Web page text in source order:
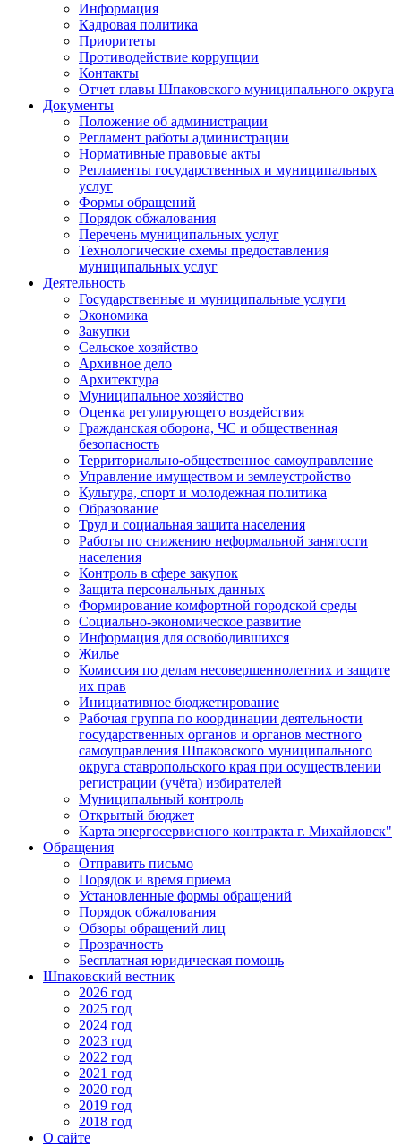
Информация
Кадровая политика
Приоритеты
Противодействие коррупции
Контакты
Отчет главы Шпаковского муниципального округа
Документы
Положение об администрации
Регламент работы администрации
Нормативные правовые акты
Регламенты государственных и муниципальных
услуг
Формы обращений
Порядок обжалования
Перечень муниципальных услуг
Технологические схемы предоставления
муниципальных услуг
Деятельность
Государственные и муниципальные услуги
Экономика
Закупки
Сельское хозяйство
Архивное дело
Архитектура
Муниципальное хозяйство
Оценка регулирующего воздействия
Гражданская оборона, ЧС и общественная
безопасность
Территориально-общественное самоуправление
Управление имуществом и землеустройство
Культура, спорт и молодежная политика
Образование
Труд и социальная защита населения
Работы по снижению неформальной занятости
населения
Контроль в сфере закупок
Защита персональных данных
Формирование комфортной городской среды
Социально-экономическое развитие
Информация для освободившихся
Жилье
Комиссия по делам несовершеннолетних и защите
их прав
Инициативное бюджетирование
Рабочая группа по координации деятельности
государственных органов и органов местного
самоуправления Шпаковского муниципального
округа ставропольского края при осуществлении
регистрации (учёта) избирателей
Муниципальный контроль
Открытый бюджет
Карта энергосервисного контракта г. Михайловск"
Обращения
Отправить письмо
Порядок и время приема
Установленные формы обращений
Порядок обжалования
Обзоры обращений лиц
Прозрачность
Бесплатная юридическая помощь
Шпаковский вестник
2026 год
2025 год
2024 год
2023 год
2022 год
2021 год
2020 год
2019 год
2018 год
О сайте